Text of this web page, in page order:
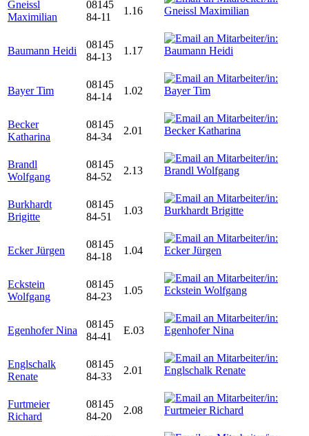
Gneissl
Maximilian
08145
84-11
1.16
Baumann Heidi
08145
84-13
1.17
Bayer Tim
08145
84-14
1.02
Becker
Katharina
08145
84-34
2.01
Brandl
Wolfgang
08145
84-52
2.13
Burkhardt
Brigitte
08145
84-51
1.03
Ecker Jürgen
08145
84-18
1.04
Eckstein
Wolfgang
08145
84-23
1.05
Egenhofer Nina
08145
84-41
E.03
Englschalk
Renate
08145
84-33
2.01
Furtmeier
Richard
08145
84-20
2.08